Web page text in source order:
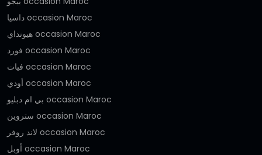
داسيا occasion Maroc
هيونداي occasion Maroc
فورد occasion Maroc
فيات occasion Maroc
أودي occasion Maroc
بي ام دبليو occasion Maroc
ستروين occasion Maroc
لاند روفر occasion Maroc
أوبل occasion Maroc